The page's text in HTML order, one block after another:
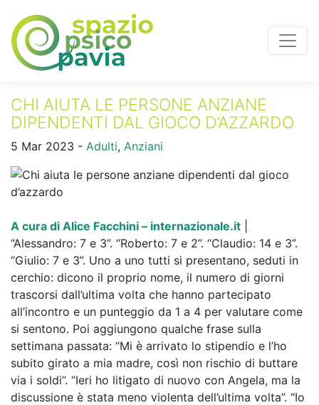
CHI AIUTA LE PERSONE ANZIANE
DIPENDENTI DAL GIOCO D’AZZARDO
5 Mar 2023 - Adulti, Anziani
A cura di Alice Facchini – internazionale.it
“Alessandro: 7 e 3”. “Roberto: 7 e 2”. “Claudio: 14 e 3”.
“Giulio: 7 e 3”. Uno a uno tutti si presentano, seduti in
cerchio: dicono il proprio nome, il numero di giorni
trascorsi dall’ultima volta che hanno partecipato
all’incontro e un punteggio da 1 a 4 per valutare come
si sentono. Poi aggiungono qualche frase sulla
settimana passata: “Mi è arrivato lo stipendio e l’ho
subito girato a mia madre, così non rischio di buttare
via i soldi”. “Ieri ho litigato di nuovo con Angela, ma la
discussione è stata meno violenta dell’ultima volta”. “Io